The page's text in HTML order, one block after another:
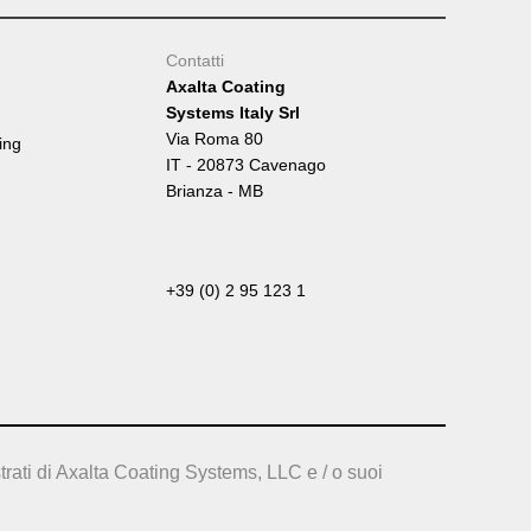
Contatti
Axalta Coating
Systems Italy Srl
Via Roma 80
IT - 20873 Cavenago
Brianza - MB
+39 (0) 2 95 123 1
di Axalta Coating Systems, LLC e / o suoi